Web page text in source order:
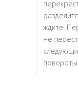
ждите.
не
повороты